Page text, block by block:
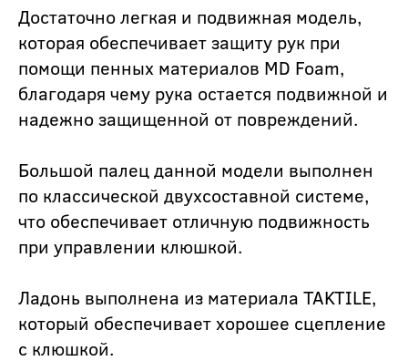
Достаточно легкая и подвижная модель,
которая обеспечивает защиту рук при
помощи пенных материалов MD Foam,
благодаря чему рука остается подвижной и
надежно защищенной от повреждений.
Большой палец данной модели выполнен
по классической двухсоставной системе,
что обеспечивает отличную подвижность
при управлении клюшкой.
Ладонь выполнена из материала TAKTILE,
который обеспечивает хорошее сцепление
с клюшкой.